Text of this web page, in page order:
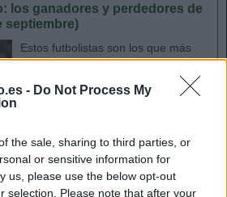
- Do Not Process My
the sale, sharing to third parties, or
or sensitive information for
us, please use the below opt-out
selection. Please note that after your
los ganadores y perdedores de
septiembre)
Estos futbolistas son los que más
han subido y bajado su valor de
septiembre